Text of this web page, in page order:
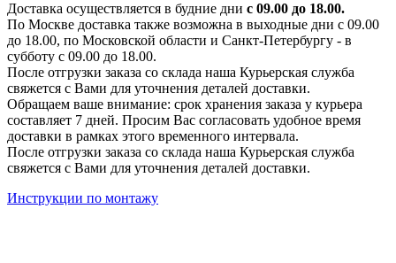
Доставка осуществляется в будние дни с 09.00 до 18.00.
По Москве доставка также возможна в выходные дни с 09.00
до 18.00, по Московской области и Санкт-Петербургу - в
субботу с 09.00 до 18.00.
После отгрузки заказа со склада наша Курьерская служба
свяжется с Вами для уточнения деталей доставки.
Обращаем ваше внимание: срок хранения заказа у курьера
составляет 7 дней. Просим Вас согласовать удобное время
доставки в рамках этого временного интервала.
После отгрузки заказа со склада наша Курьерская служба
свяжется с Вами для уточнения деталей доставки.
Инструкции по монтажу